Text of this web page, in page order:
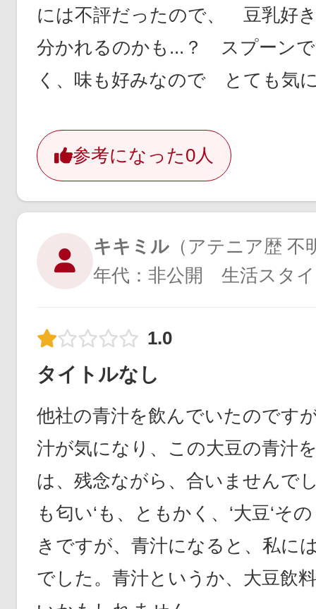
には不評だったので、 豆乳好
分かれるのかも...？ スプーン
く、味も好みなので とても気
参考になった0人
キキミル （アテニア歴
年代：非公開 生活スタ
1.0
タイトルなし
他社の青汁を飲んでいたのです
汁が気になり、この大豆の青汁
は、残念ながら、合いませんで
も匂い‘も、ともかく、‘大豆‘そ
きですが、青汁になると、私に
でした。青汁というか、大豆飲